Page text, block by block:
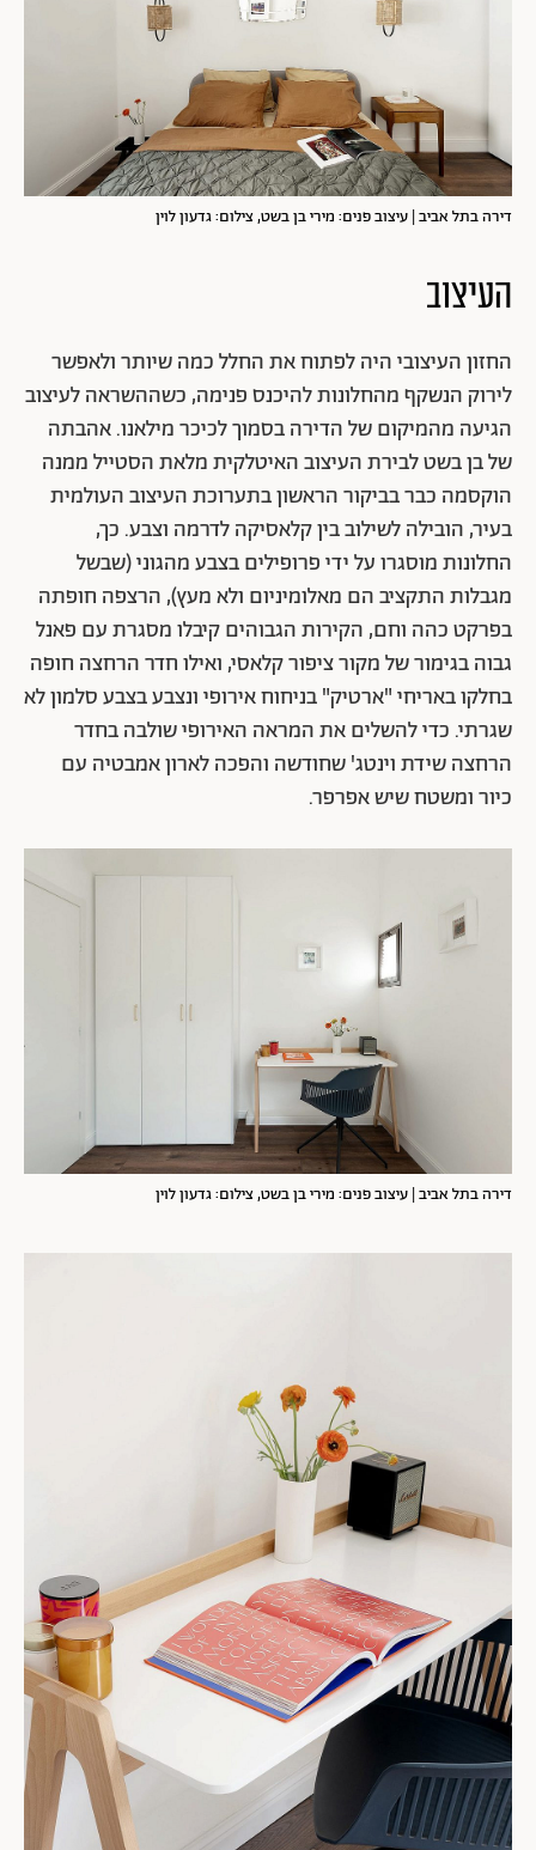
דירה בתל אביב | עיצוב פנים: מירי בן בשט, צילום: גדעון לוין
העיצוב
החזון העיצובי היה לפתוח את החלל כמה שיותר ולאפשר
לירוק הנשקף מהחלונות להיכנס פנימה, כשההשראה לעיצוב
הגיעה מהמיקום של הדירה בסמוך לכיכר מילאנו. אהבתה
של בן בשט לבירת העיצוב האיטלקית מלאת הסטייל ממנה
הוקסמה כבר בביקור הראשון בתערוכת העיצוב העולמית
בעיר, הובילה לשילוב בין קלאסיקה לדרמה וצבע. כך,
החלונות מוסגרו על ידי פרופילים בצבע מהגוני (שבשל
מגבלות התקציב הם מאלומיניום ולא מעץ), הרצפה חופתה
בפרקט כהה וחם, הקירות הגבוהים קיבלו מסגרת עם פאנל
גבוה בגימור של מקור ציפור קלאסי, ואילו חדר הרחצה חופה
בחלקו באריחי "ארטיק" בניחוח אירופי ונצבע בצבע סלמון לא
שגרתי. כדי להשלים את המראה האירופי שולבה בחדר
הרחצה שידת וינטג' שחודשה והפכה לארון אמבטיה עם
כיור ומשטח שיש אפרפר.
דירה בתל אביב | עיצוב פנים: מירי בן בשט, צילום: גדעון לוין